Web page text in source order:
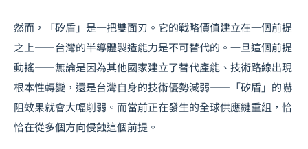
然而，「矽盾」是一把雙面刃。它的戰略價值建立在一個前提
之上——台灣的半導體製造能力是不可替代的。一旦這個前提
動搖——無論是因為其他國家建立了替代產能、技術路線出現
根本性轉變，還是台灣自身的技術優勢減弱——「矽盾」的嚇
阻效果就會大幅削弱。而當前正在發生的全球供應鏈重組，恰
恰在從多個方向侵蝕這個前提。